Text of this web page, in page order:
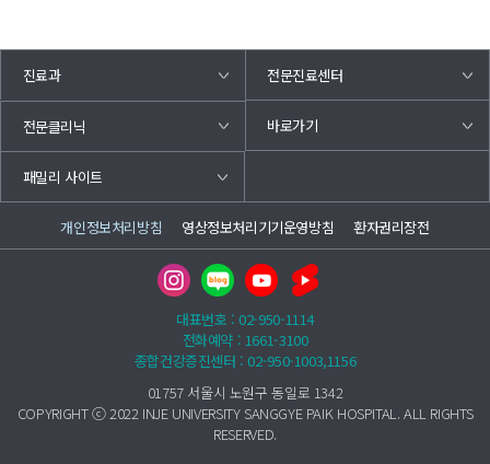
진료과 전문진료센터
전문클리닉 바로가기
패밀리 사이트
개인정보처리방침 영상정보처리기기운영방침 환자권리장전
대표번호 : 02-950-1114
전화예약 : 1661-3100
종합건강증진센터 : 02-950-1003,1156
01757 서울시 노원구 동일로 1342
COPYRIGHT ⓒ 2022 INJE UNIVERSITY SANGGYE PAIK HOSPITAL. ALL RIGHTS
RESERVED.